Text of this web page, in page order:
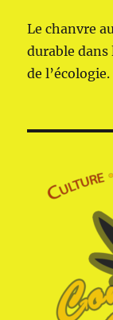
Le chanvre
durable
de l’écologie.